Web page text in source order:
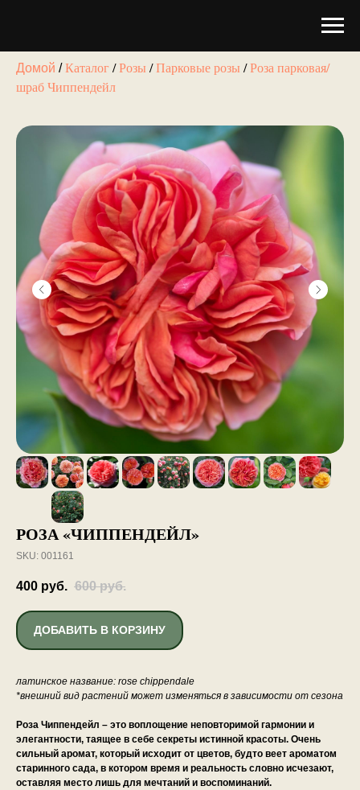
Домой /Каталог /Розы /Парковые розы /Роза парковая/
шраб Чиппендейл
РОЗА «ЧИППЕНДЕЙЛ»
SKU: 001161
400 руб. 600 руб.
ДОБАВИТЬ В КОРЗИНУ
латинское название: rose chippendale
*внешний вид растений может изменяться в зависимости от сезона
Роза Чиппендейл – это воплощение неповторимой гармонии и
элегантности, таящее в себе секреты истинной красоты. Очень
сильный аромат, который исходит от цветов, будто веет ароматом
старинного сада, в котором время и реальность словно исчезают,
оставляя место лишь для мечтаний и воспоминаний.